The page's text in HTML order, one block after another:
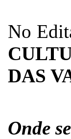
No
DAS
Onde